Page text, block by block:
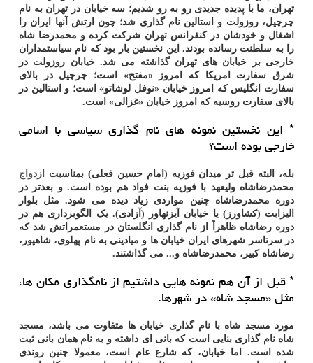
تهران، ما با پدیده جدیدی رو به رو شدیم؛ سه خیابان در تهران به نام
چرچیل، روزولت و استالین نام گذاری شد؛ چون ارتش آنها ایران را
اشغال و خودشان در کنفرانس تهران شرکت کرده و محمدرضا شاه
را به سلطنت رسانده بودند. این نخستین بار بود که نام سیاستمداران
خارجی بر خیابان های تهران گذاشته می شد. خیابان روزولت در
شرق سفارت امریکا که امروز «مفتح» است؛ چرچیل در بالای
سفارت انگلیس که امروز خیابان «نوفل لوشاتو» است؛ و استالین در
بالای سفارت روسیه که امروز خیابان «غزالی» است.
* این نخستین نمونه های نام گذاری سیاسی با اسامی
خارجی بوده است؟
بله، البته قبل تر میدان فوزیه (امام حسین فعلی) بمناسبت
ازدواج
محمدرضاشاه ولیعهد با فوزیه بنت فواد هم بوده است. و بعدتر در
دوره محمدرضاشاه چنین مواردی زیاد دیده می شود. مثل بلوار
الیزابت (کشاورز) یا خیابان آیزنهاور (آزادی). یک الگوبرداری هم در
دوره رضاشاه ظاهراً از نام گذاری انگلستان در مستعمراتش شد که
در سرتاسر شهرهای ایران خیابان ها و میادینی به نام پهلوی، شاهپور،
رضاشاه کبیر، محمدرضاشاه و... می گذاشتند.
* قبل از آن هم نمونه هایی داشتیم از نامگذاری مکان ها،
مثل «مسجد شاه» در شهرها.
مورد مسجد شاه با نام گذاری خیابان ها متفاوت می باشد، مسجد
شاه نام گذاری بنایی است که بانی ای داشته و به نام همان بانی ثبت
شده است. اما خیابان، که شارع عام است، معمولا چنین روندی